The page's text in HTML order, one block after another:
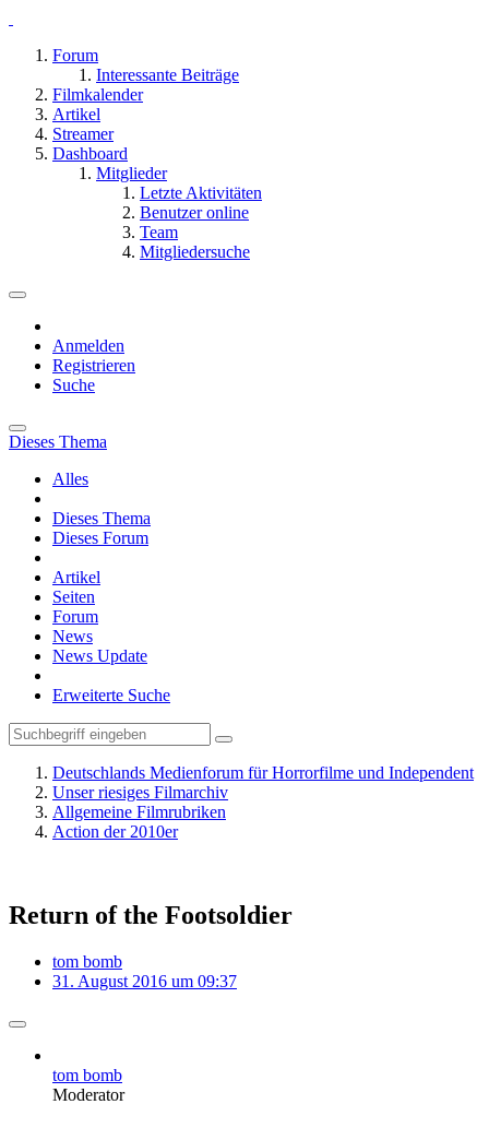
Forum
Interessante Beiträge
Filmkalender
Artikel
Streamer
Dashboard
Mitglieder
Letzte Aktivitäten
Benutzer online
Team
Mitgliedersuche
Anmelden
Registrieren
Suche
Dieses Thema
Alles
Dieses Thema
Dieses Forum
Artikel
Seiten
Forum
News
News Update
Erweiterte Suche
Deutschlands Medienforum für Horrorfilme und Independent
Unser riesiges Filmarchiv
Allgemeine Filmrubriken
Action der 2010er
Return of the Footsoldier
tom bomb
31. August 2016 um 09:37
tom bomb
Moderator